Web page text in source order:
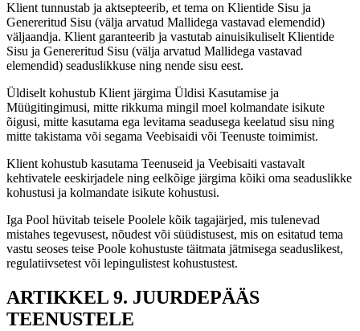
Klient tunnustab ja aktsepteerib, et tema on Klientide Sisu ja
Genereritud Sisu (välja arvatud Mallidega vastavad elemendid)
väljaandja. Klient garanteerib ja vastutab ainuisikuliselt Klientide
Sisu ja Genereritud Sisu (välja arvatud Mallidega vastavad
elemendid) seaduslikkuse ning nende sisu eest.
Üldiselt kohustub Klient järgima Üldisi Kasutamise ja
Müügitingimusi, mitte rikkuma mingil moel kolmandate isikute
õigusi, mitte kasutama ega levitama seadusega keelatud sisu ning
mitte takistama või segama Veebisaidi või Teenuste toimimist.
Klient kohustub kasutama Teenuseid ja Veebisaiti vastavalt
kehtivatele eeskirjadele ning eelkõige järgima kõiki oma seaduslikke
kohustusi ja kolmandate isikute kohustusi.
Iga Pool hüvitab teisele Poolele kõik tagajärjed, mis tulenevad
mistahes tegevusest, nõudest või süüdistusest, mis on esitatud tema
vastu seoses teise Poole kohustuste täitmata jätmisega seaduslikest,
regulatiivsetest või lepingulistest kohustustest.
ARTIKKEL 9. JUURDEPÄÄS
TEENUSTELE